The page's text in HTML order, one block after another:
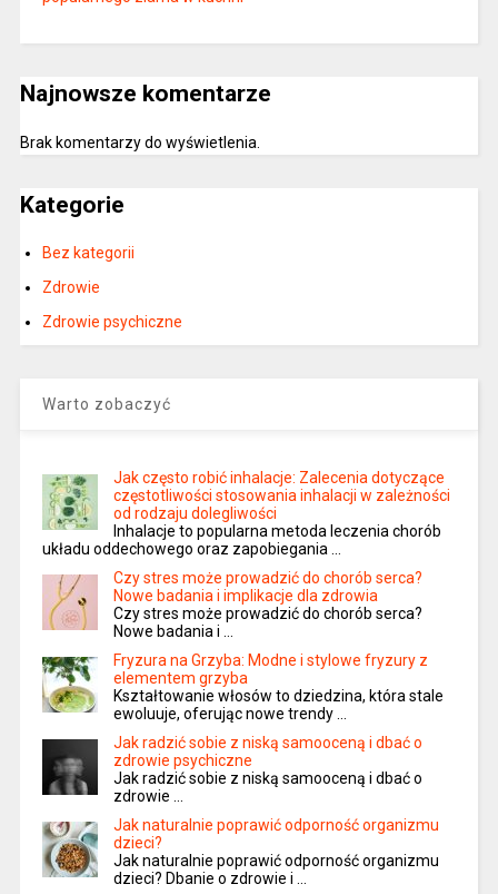
Najnowsze komentarze
Brak komentarzy do wyświetlenia.
Kategorie
Bez kategorii
Zdrowie
Zdrowie psychiczne
Warto zobaczyć
Jak często robić inhalacje: Zalecenia dotyczące
częstotliwości stosowania inhalacji w zależności
od rodzaju dolegliwości
Inhalacje to popularna metoda leczenia chorób
układu oddechowego oraz zapobiegania …
Czy stres może prowadzić do chorób serca?
Nowe badania i implikacje dla zdrowia
Czy stres może prowadzić do chorób serca?
Nowe badania i …
Fryzura na Grzyba: Modne i stylowe fryzury z
elementem grzyba
Kształtowanie włosów to dziedzina, która stale
ewoluuje, oferując nowe trendy …
Jak radzić sobie z niską samooceną i dbać o
zdrowie psychiczne
Jak radzić sobie z niską samooceną i dbać o
zdrowie …
Jak naturalnie poprawić odporność organizmu
dzieci?
Jak naturalnie poprawić odporność organizmu
dzieci? Dbanie o zdrowie i …